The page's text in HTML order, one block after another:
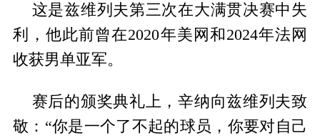
这是兹维列夫第三次在大满贯决赛中失
利，他此前曾在2020年美网和2024年法网
收获男单亚军。
赛后的颁奖典礼上，辛纳向兹维列夫致
敬：“你是一个了不起的球员，你要对自己